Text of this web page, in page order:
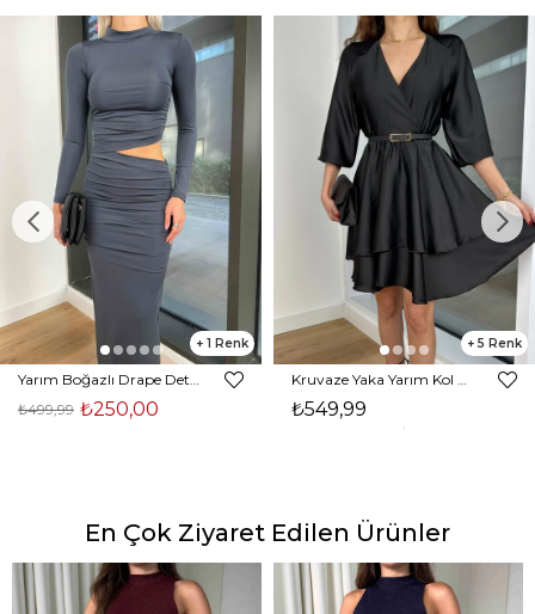
1
₺250,00
₺499,99
5
₺549,99
En Çok Ziyaret Edilen Ürünler